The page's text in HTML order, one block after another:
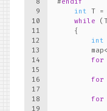
9
10
11
12
13
14
15
16
17
18
19
int T =
while
    {
int
        map<
for
for
for